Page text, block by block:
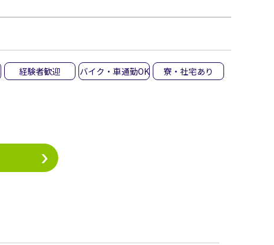
経験者歓迎 バイク・車通勤OK
寮・社宅あり